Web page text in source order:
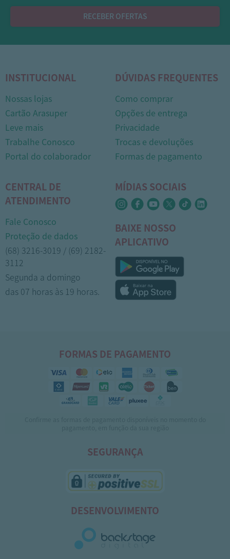
RECEBER OFERTAS
INSTITUCIONAL
Nossas lojas
Cartão Arasuper
Leve mais
Trabalhe Conosco
Portal do colaborador
DÚVIDAS FREQUENTES
Como comprar
Opções de entrega
Privacidade
Trocas e devoluções
Formas de pagamento
CENTRAL DE
ATENDIMENTO
Fale Conosco
Proteção de dados
(68) 3216-3019 / (69) 2182-
3112
Segunda a domingo
das 07 horas às 19 horas.
MÍDIAS SOCIAIS
BAIXE NOSSO
APLICATIVO
FORMAS DE PAGAMENTO
SEGURANÇA
DESENVOLVIMENTO